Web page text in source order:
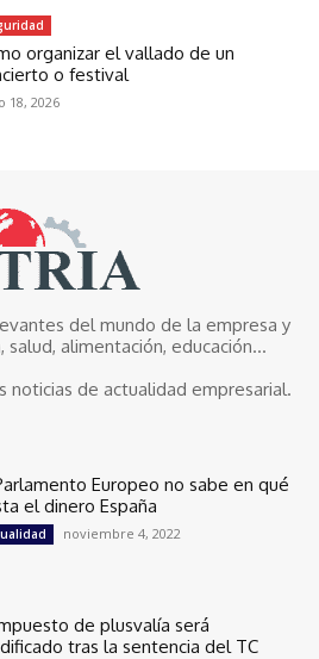
organizar el vallado de un
o festival
18, 2026
del mundo de la empresa y
salud, alimentación, educación...
noticias de actualidad empresarial.
Europeo no sabe en qué
el dinero España
noviembre 4, 2022
de plusvalía será
tras la sentencia del TC